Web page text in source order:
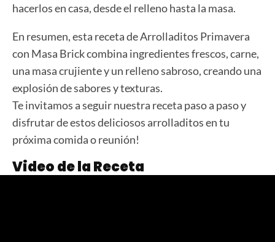
hacerlos en casa, desde el relleno hasta la masa.
En resumen, esta receta de Arrolladitos Primavera
con Masa Brick combina ingredientes frescos, carne,
una masa crujiente y un relleno sabroso, creando una
explosión de sabores y texturas.
Te invitamos a seguir nuestra receta paso a paso y
disfrutar de estos deliciosos arrolladitos en tu
próxima comida o reunión!
Video de la Receta